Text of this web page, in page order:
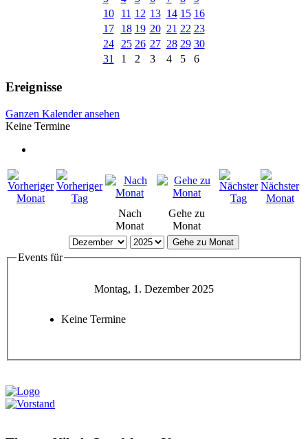
10
11 12 13 14 15 16
17
18 19 20 21 22 23
24
25 26 27 28 29 30
31
1 2 3 4 5 6
Ereignisse
Ganzen Kalender ansehen
Keine Termine
Nach
Monat
Gehe zu
Monat
Gehe zu Monat
Events für
Montag, 1. Dezember 2025
Keine Termine